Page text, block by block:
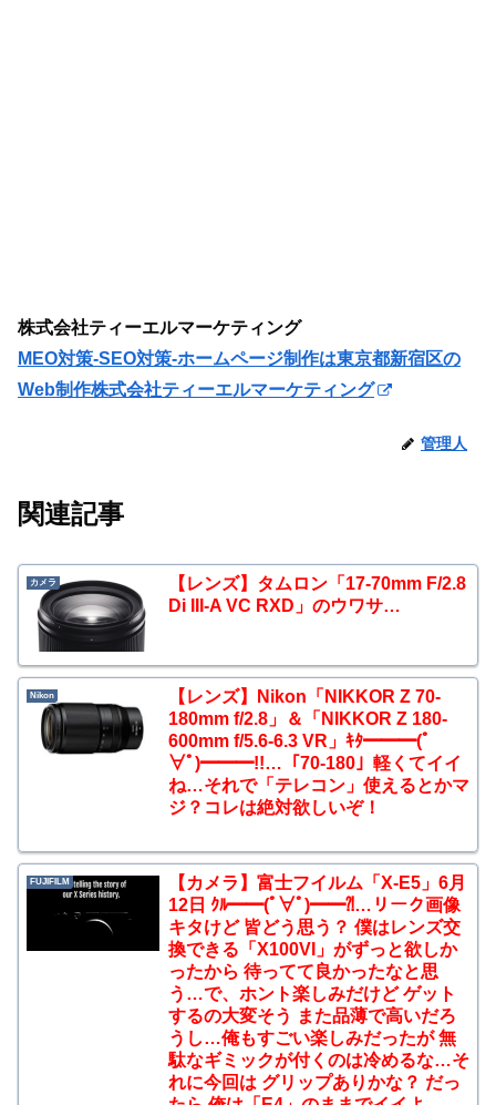
株式会社ティーエルマーケティング
MEO対策-SEO対策-ホームページ制作は東京都新宿区の
Web制作株式会社ティーエルマーケティング
管理人
関連記事
カメラ
【レンズ】タムロン「17-70mm F/2.8
Di III-A VC RXD」のウワサ…
Nikon
【レンズ】Nikon「NIKKOR Z 70-
180mm f/2.8」＆「NIKKOR Z 180-
600mm f/5.6-6.3 VR」ｷﾀ━━━(ﾟ
∀ﾟ)━━━!!…「70-180」軽くてイイ
ね…それで「テレコン」使えるとかマ
ジ？コレは絶対欲しいぞ！
FUJIFILM
【カメラ】富士フイルム「X-E5」6月
12日 ｸﾙ━━(ﾟ∀ﾟ)━━⁈…リーク画像
キタけど 皆どう思う？ 僕はレンズ交
換できる「X100VI」がずっと欲しか
ったから 待ってて良かったなと思
う…で、ホント楽しみだけど ゲット
するの大変そう また品薄で高いだろ
うし…俺もすごい楽しみだったが 無
駄なギミックが付くのは冷めるな…そ
れに今回は グリップありかな？ だっ